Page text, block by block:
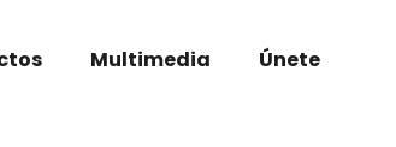
Multimedia Únete